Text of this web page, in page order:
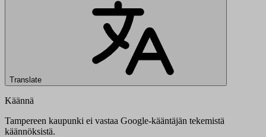
Translate
Käännä
Tampereen kaupunki ei vastaa Google-kääntäjän tekemistä
käännöksistä.